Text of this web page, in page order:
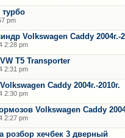
турбо
pm
Volkswagen Caddy 2004г.-
2:28 pm
T5 Transporter
2:31 pm
Caddy 2004г.-2010г.
2:30 pm
Volkswagen Caddy
2:27 pm
розбор хечбек 3 дверный